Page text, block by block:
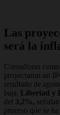
Las
será la
Consultoras como
proyectaron un
resultado de
baja. Libertad y
del 3,2%,
proceso que se